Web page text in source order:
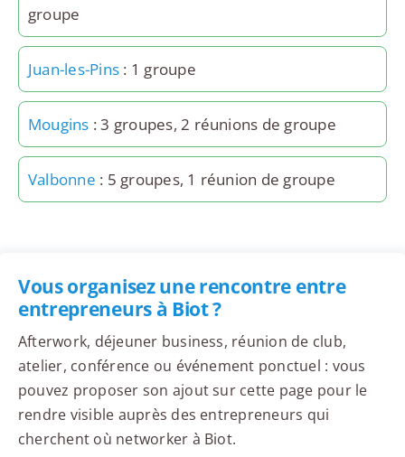
groupe
Juan-les-Pins : 1 groupe
Mougins : 3 groupes, 2 réunions de groupe
Valbonne : 5 groupes, 1 réunion de groupe
Vous organisez une rencontre entre
entrepreneurs à Biot ?
Afterwork, déjeuner business, réunion de club,
atelier, conférence ou événement ponctuel : vous
pouvez proposer son ajout sur cette page pour le
rendre visible auprès des entrepreneurs qui
cherchent où networker à Biot.